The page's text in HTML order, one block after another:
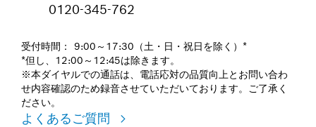
0120-345-762
受付時間： 9:00～17:30（土・日・祝日を除く）*
*但し、12:00～12:45は除きます。
※本ダイヤルでの通話は、電話応対の品質向上とお問い合わ
せ内容確認のため録音させていただいております。ご了承く
ださい。
よくあるご質問